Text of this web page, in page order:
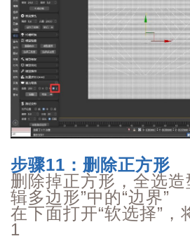
步骤11 ：删除正方形
删除掉正方形，全选造
辑多边形”中的“边界”
在下面打开“软选择”，
1